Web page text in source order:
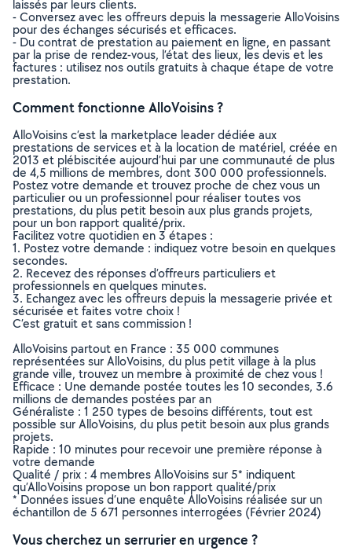
laissés par leurs clients.
- Conversez avec les offreurs depuis la messagerie AlloVoisins
pour des échanges sécurisés et efficaces.
- Du contrat de prestation au paiement en ligne, en passant
par la prise de rendez-vous, l’état des lieux, les devis et les
factures : utilisez nos outils gratuits à chaque étape de votre
prestation.
Comment fonctionne AlloVoisins ?
AlloVoisins c’est la marketplace leader dédiée aux
prestations de services et à la location de matériel, créée en
2013 et plébiscitée aujourd’hui par une communauté de plus
de 4,5 millions de membres, dont 300 000 professionnels.
Postez votre demande et trouvez proche de chez vous un
particulier ou un professionnel pour réaliser toutes vos
prestations, du plus petit besoin aux plus grands projets,
pour un bon rapport qualité/prix.
Facilitez votre quotidien en 3 étapes :
1. Postez votre demande : indiquez votre besoin en quelques
secondes.
2. Recevez des réponses d’offreurs particuliers et
professionnels en quelques minutes.
3. Echangez avec les offreurs depuis la messagerie privée et
sécurisée et faites votre choix !
C’est gratuit et sans commission !
AlloVoisins partout en France : 35 000 communes
représentées sur AlloVoisins, du plus petit village à la plus
grande ville, trouvez un membre à proximité de chez vous !
Efficace : Une demande postée toutes les 10 secondes, 3.6
millions de demandes postées par an
Généraliste : 1 250 types de besoins différents, tout est
possible sur AlloVoisins, du plus petit besoin aux plus grands
projets.
Rapide : 10 minutes pour recevoir une première réponse à
votre demande
Qualité / prix : 4 membres AlloVoisins sur 5* indiquent
qu’AlloVoisins propose un bon rapport qualité/prix
* Données issues d’une enquête AlloVoisins réalisée sur un
échantillon de 5 671 personnes interrogées (Février 2024)
Vous cherchez un serrurier en urgence ?